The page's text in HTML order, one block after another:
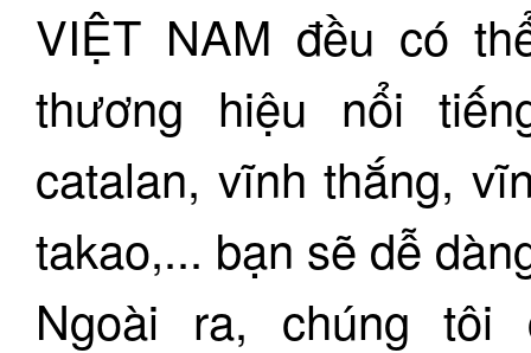
VIỆT NAM đều có
thương hiệu nổi
catalan, vĩnh thắng,
takao,... bạn sẽ dễ
Ngoài ra, chúng tôi